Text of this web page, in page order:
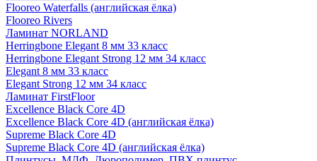
Flooreo Waterfalls (английская ёлка)
Flooreo Rivers
Ламинат NORLAND
Herringbone Elegant 8 мм 33 класс
Herringbone Elegant Strong 12 мм 34 класс
Elegant 8 мм 33 класс
Elegant Strong 12 мм 34 класс
Ламинат FirstFloor
Excellence Black Core 4D
Excellence Black Core 4D (английская ёлка)
Supreme Black Core 4D
Supreme Black Core 4D (английская ёлка)